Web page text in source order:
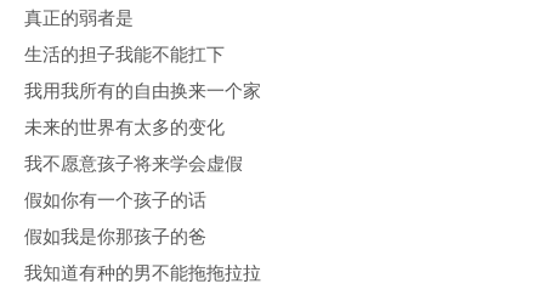
真正的弱者是
生活的担子我能不能扛下
我用我所有的自由换来一个家
未来的世界有太多的变化
我不愿意孩子将来学会虚假
假如你有一个孩子的话
假如我是你那孩子的爸
我知道有种的男不能拖拖拉拉